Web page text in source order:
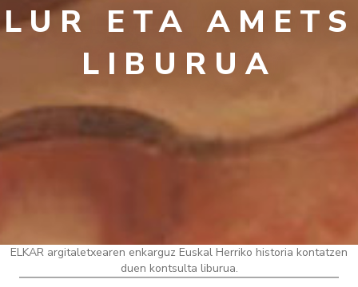
LUR ETA AMETS
LIBURUA
ELKAR argitaletxearen enkarguz Euskal Herriko historia kontatzen
duen kontsulta liburua.